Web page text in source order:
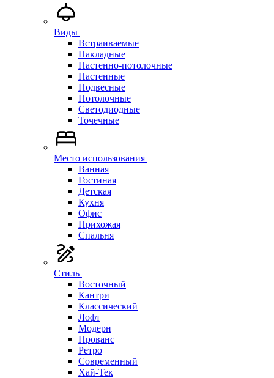
Виды
Встраиваемые
Накладные
Настенно-потолочные
Настенные
Подвесные
Потолочные
Светодиодные
Точечные
Место использования
Ванная
Гостиная
Детская
Кухня
Офис
Прихожая
Спальня
Стиль
Восточный
Кантри
Классический
Лофт
Модерн
Прованс
Ретро
Современный
Хай-Тек